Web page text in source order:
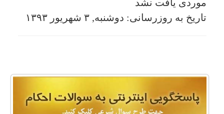
ویژه نامه ها
سایر
کاربر میهمان